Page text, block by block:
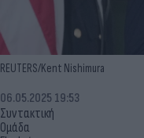
REUTERS/Kent Nishimura
Συντακτική
Ομάδα
06.05.2025 19:53